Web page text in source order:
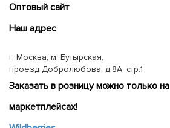
Оптовый сайт
Наш адрес
г. Москва, м. Бутырская,
проезд Добролюбова, д.8А, стр.1
Заказать в розницу можно только на
маркетплейсах!